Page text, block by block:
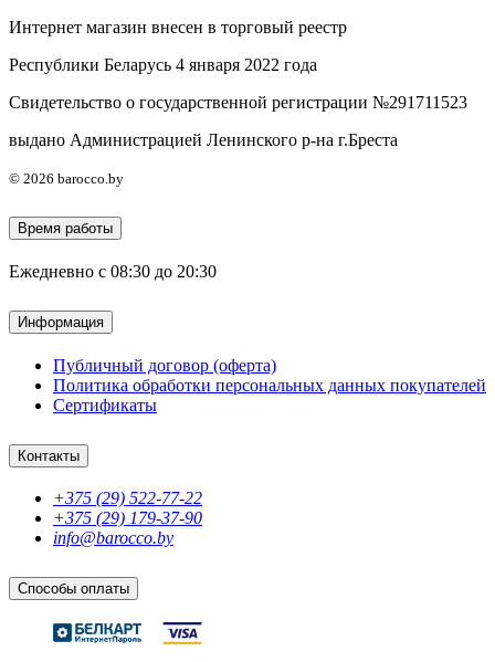
Интернет магазин внесен в торговый реестр
Республики Беларусь 4 января 2022 года
Свидетельство о государственной регистрации №291711523
выдано Администрацией Ленинского р-на г.Бреста
© 2026 barocco.by
Время работы
Ежедневно с 08:30 до 20:30
Информация
Публичный договор (оферта)
Политика обработки персональных данных покупателей
Сертификаты
Контакты
+375 (29) 522-77-22
+375 (29) 179-37-90
info@barocco.by
Способы оплаты